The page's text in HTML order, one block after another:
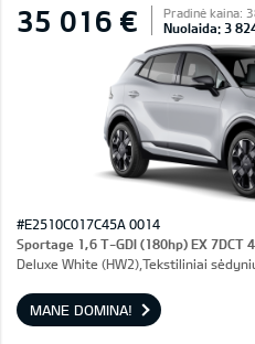
35 016 € Pradinė kaina:
Nuolaida: 3
#E2510C017C45A 0014
Sportage 1,6 T-GDI (180hp) EX 7DCT
Deluxe White (HW2),Tekstiliniai
MANE DOMINA!